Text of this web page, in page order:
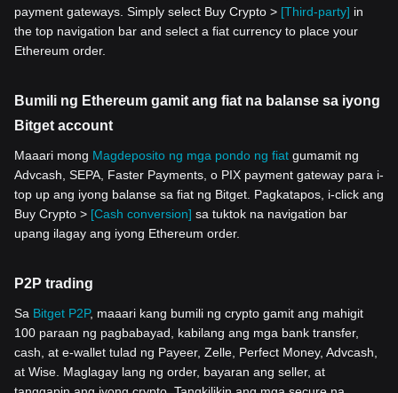
payment gateways. Simply select Buy Crypto > [Third-party] in
the top navigation bar and select a fiat currency to place your
Ethereum order.
Bumili ng Ethereum gamit ang fiat na balanse sa iyong
Bitget account
Maaari mong Magdeposito ng mga pondo ng fiat gumamit ng
Advcash, SEPA, Faster Payments, o PIX payment gateway para i-
top up ang iyong balanse sa fiat ng Bitget. Pagkatapos, i-click ang
Buy Crypto > [Cash conversion] sa tuktok na navigation bar
upang ilagay ang iyong Ethereum order.
P2P trading
Sa Bitget P2P, maaari kang bumili ng crypto gamit ang mahigit
100 paraan ng pagbabayad, kabilang ang mga bank transfer,
cash, at e-wallet tulad ng Payeer, Zelle, Perfect Money, Advcash,
at Wise. Maglagay lang ng order, bayaran ang seller, at